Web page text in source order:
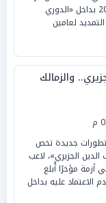
بعقد يمتد حتى نهاية موسم 2027 بداخل «الدوري
لعامين
والزمالك
تطورات جديدة تخص
الجزيري»، لاعب
أزمة مؤخرًا أُبلغ
الاعتماد عليه بداخل